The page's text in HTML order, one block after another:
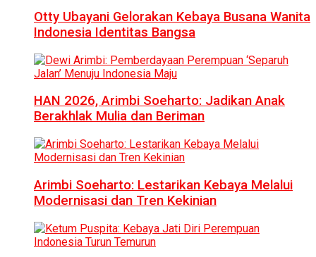
Otty Ubayani Gelorakan Kebaya Busana Wanita
Indonesia Identitas Bangsa
HAN 2026, Arimbi Soeharto: Jadikan Anak
Berakhlak Mulia dan Beriman
Arimbi Soeharto: Lestarikan Kebaya Melalui
Modernisasi dan Tren Kekinian